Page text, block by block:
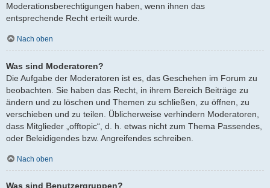
Moderationsberechtigungen haben, wenn ihnen das
entsprechende Recht erteilt wurde.
Nach oben
Was sind Moderatoren?
Die Aufgabe der Moderatoren ist es, das Geschehen im Forum zu
beobachten. Sie haben das Recht, in ihrem Bereich Beiträge zu
ändern und zu löschen und Themen zu schließen, zu öffnen, zu
verschieben und zu teilen. Üblicherweise verhindern Moderatoren,
dass Mitglieder „offtopic“, d. h. etwas nicht zum Thema Passendes,
oder Beleidigendes bzw. Angreifendes schreiben.
Nach oben
Was sind Benutzergruppen?